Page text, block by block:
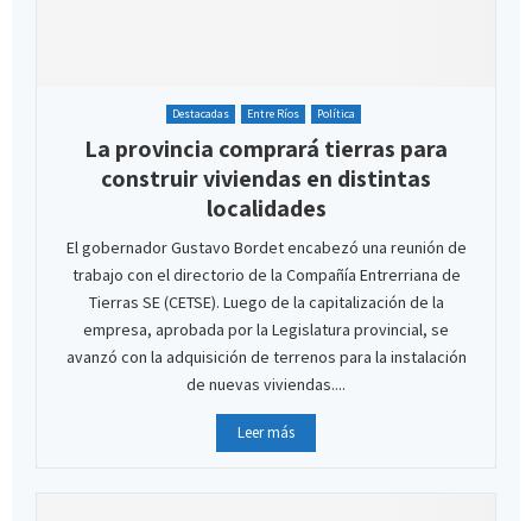
Destacadas Entre Ríos Política
La provincia comprará tierras para
construir viviendas en distintas
localidades
El gobernador Gustavo Bordet encabezó una reunión de
trabajo con el directorio de la Compañía Entrerriana de
Tierras SE (CETSE). Luego de la capitalización de la
empresa, aprobada por la Legislatura provincial, se
avanzó con la adquisición de terrenos para la instalación
de nuevas viviendas....
Leer más